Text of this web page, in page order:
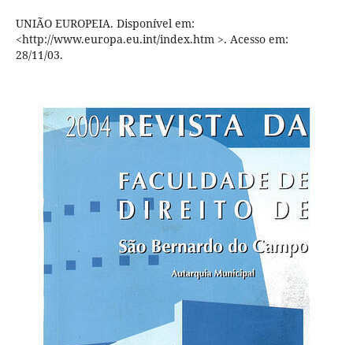
UNIÃO EUROPEIA. Disponível em:
<http://www.europa.eu.int/index.htm >. Acesso em:
28/11/03.